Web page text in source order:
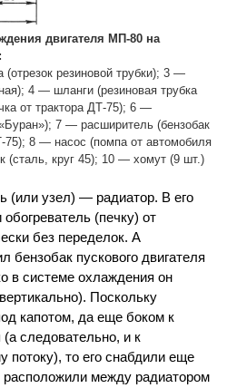
двигателя МП-80 на
резиновой трубки); 3 —
4 — шланги (резиновая трубка
от трактора ДТ-75); 6 —
7 — расширитель (бензобак
75); 8 — насос (помпа от автомобиля
(сталь, круг 45); 10 — хомут (9 шт.)
(или узел) — радиатор. В его
(печку) от
без переделок. А
бензобак пускового двигателя
в системе охлаждения он
Поскольку
капотом, да еще боком к
следовательно, и к
потоку), то его снабдили еще
расположили между радиатором